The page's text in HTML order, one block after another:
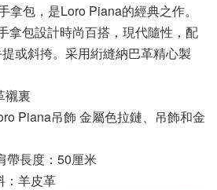
拿包，是Loro Piana的經典之作。
拿包設計時尚百搭，現代隨性，配
或斜挎。采用絎縫納巴革精心製
襯裏
Piana吊飾 金屬色拉鏈、吊飾和金
帶長度：50厘米
：羊皮革